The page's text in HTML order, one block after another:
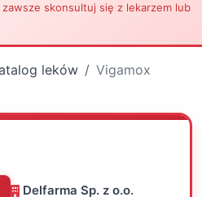
skonsultuj się z lekarzem lub
leków Vigamox
Delfarma Sp. z o.o.